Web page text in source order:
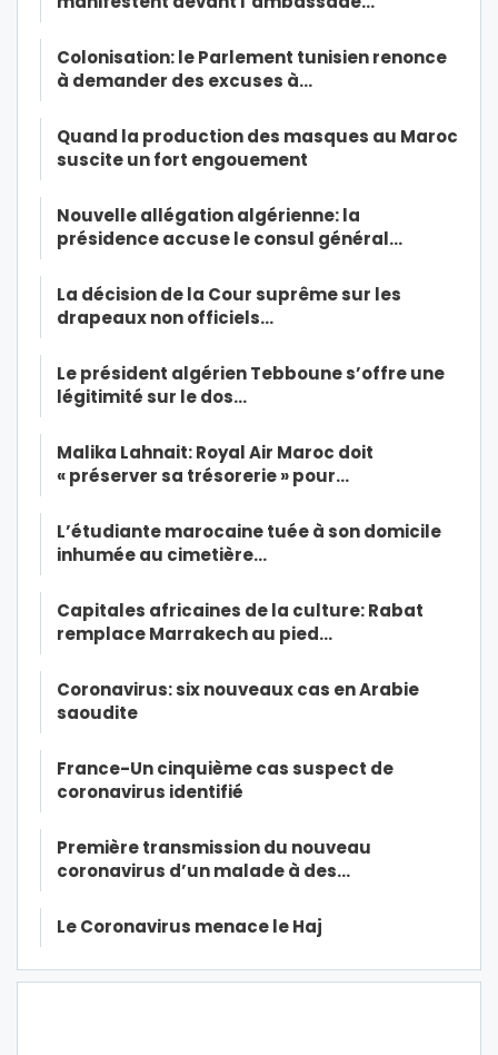
Colonisation: le Parlement tunisien renonce
à demander des excuses à…
Quand la production des masques au Maroc
suscite un fort engouement
Nouvelle allégation algérienne: la
présidence accuse le consul général…
La décision de la Cour suprême sur les
drapeaux non officiels…
Le président algérien Tebboune s’offre une
légitimité sur le dos…
Malika Lahnait: Royal Air Maroc doit
« préserver sa trésorerie » pour…
L’étudiante marocaine tuée à son domicile
inhumée au cimetière…
Capitales africaines de la culture: Rabat
remplace Marrakech au pied…
Coronavirus: six nouveaux cas en Arabie
saoudite
France-Un cinquième cas suspect de
coronavirus identifié
Première transmission du nouveau
coronavirus d’un malade à des…
Le Coronavirus menace le Haj